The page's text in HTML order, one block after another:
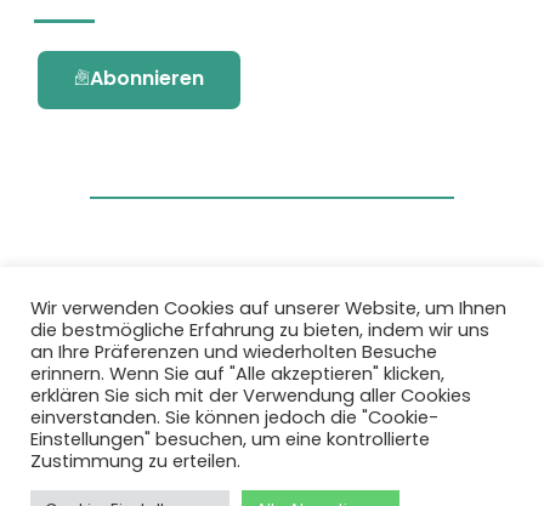
Abonnieren
Dieses Projekt wurde durch das Forschungs-
und Innovationsprogramm Horizon 2020 der
Europäischen Union unter der
Fördervereinbarung Nr. 101036418 gefördert.
Datenschutzbestimmungen
Richtlinie
Wir verwenden Cookies auf unserer Website, um Ihnen
die bestmögliche Erfahrung zu bieten, indem wir uns
an Ihre Präferenzen und wiederholten Besuche
erinnern. Wenn Sie auf "Alle akzeptieren" klicken,
erklären Sie sich mit der Verwendung aller Cookies
einverstanden. Sie können jedoch die "Cookie-
Einstellungen" besuchen, um eine kontrollierte
Zustimmung zu erteilen.